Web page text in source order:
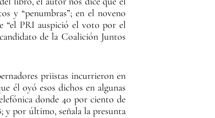
y “penumbras”; en el noveno
“el PRI auspició el voto por el
de la Coalición Juntos
priistas incurrieron en
él oyó esos dichos en algunas
donde 40 por ciento de
y por último, señala la presunta